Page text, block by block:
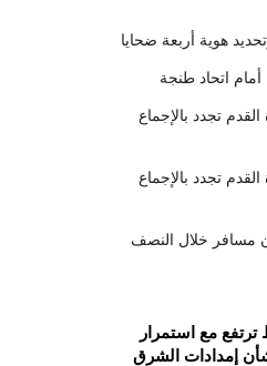
أمام اتحاد طنجة
القدم تجدد بالإجماع
القدم تجدد بالإجماع
سلا يستقبل 1.22 مليون مسافر خلال النصف
ترتفع مع استمرار
إمدادات الشرق